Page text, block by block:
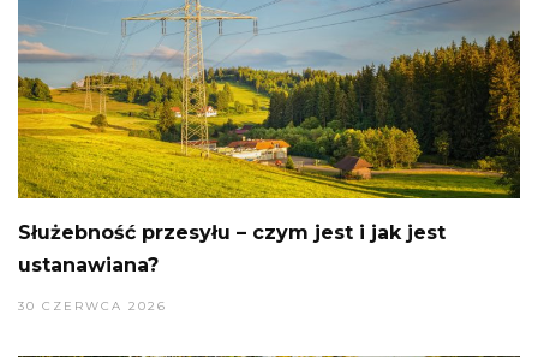
Służebność przesyłu – czym jest i jak jest
ustanawiana?
30 CZERWCA 2026